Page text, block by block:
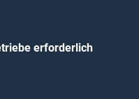
erforderlich